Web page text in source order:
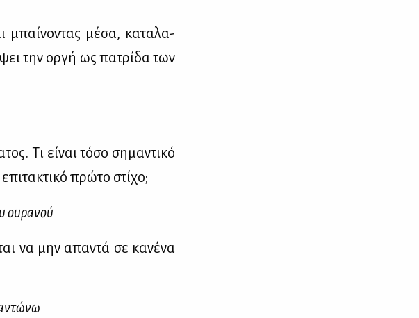
μπαί­νο­ντας μέ­σα, κα­τα­λα­
την ορ­γή ως πα­τρί­δα των
Τι εί­ναι τό­σο ση­μα­ντι­κό
πρώ­το στί­χο;
ου­ρα­νού
να μην απα­ντά σε κα­νέ­να